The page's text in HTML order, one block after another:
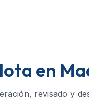
en
revisado y